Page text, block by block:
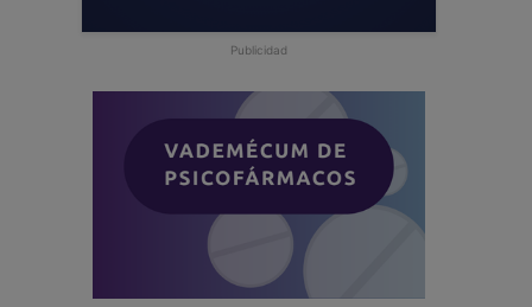
Publicidad